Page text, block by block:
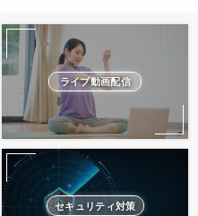
ライブ動画配信
セキュリティ対策